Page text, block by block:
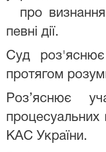
про визнання
певні дії.
Суд
протягом
Роз’яснює
процесуальних
КАС України.